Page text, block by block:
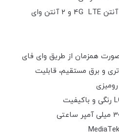
مجهز به ۴ آنتن خارجی (۲ آنتن 4G LTE و ۲ آنتن وای
و برق مستقیم، قابلیت